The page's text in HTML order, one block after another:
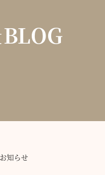
知らせ